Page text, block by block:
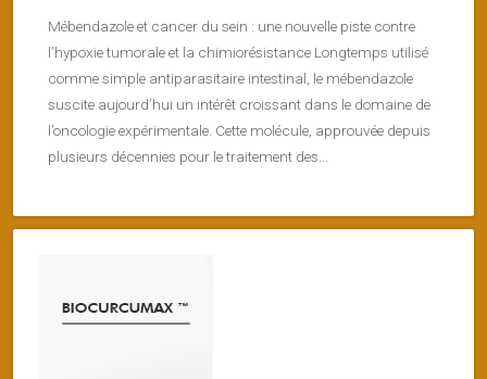
Mébendazole et cancer du sein : une nouvelle piste contre
l’hypoxie tumorale et la chimiorésistance Longtemps utilisé
comme simple antiparasitaire intestinal, le mébendazole
suscite aujourd’hui un intérêt croissant dans le domaine de
l’oncologie expérimentale. Cette molécule, approuvée depuis
plusieurs décennies pour le traitement des...